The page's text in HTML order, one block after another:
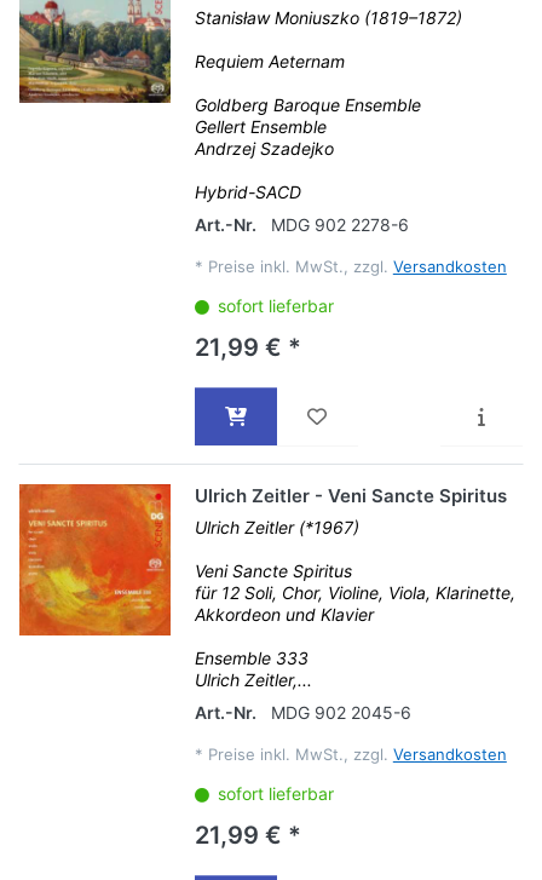
Stanisław Moniuszko (1819–1872)
Requiem Aeternam
Goldberg Baroque Ensemble
Gellert Ensemble
Andrzej Szadejko
Hybrid-SACD
Art.-Nr.
MDG 902 2278-6
* Preise inkl. MwSt., zzgl. Versandkosten
sofort lieferbar
21,99 € *
Ulrich Zeitler - Veni Sancte Spiritus
Ulrich Zeitler (*1967)
Veni Sancte Spiritus
für 12 Soli, Chor, Violine, Viola, Klarinette,
Akkordeon und Klavier
Ensemble 333
Ulrich Zeitler,...
Art.-Nr.
MDG 902 2045-6
* Preise inkl. MwSt., zzgl. Versandkosten
sofort lieferbar
21,99 € *